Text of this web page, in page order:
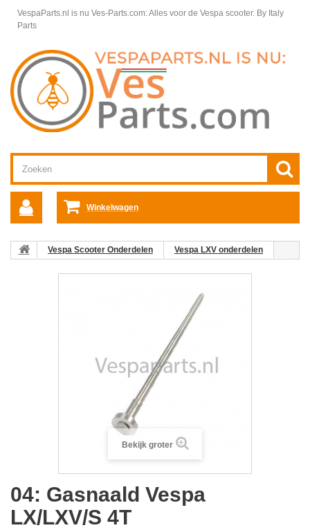
VespaParts.nl is nu Ves-Parts.com: Alles voor de Vespa scooter. By Italy
Parts
Winkelwagen
Vespa Scooter Onderdelen
Vespa LXV onderdelen
Bekijk groter
04: Gasnaald Vespa
LX/LXV/S 4T